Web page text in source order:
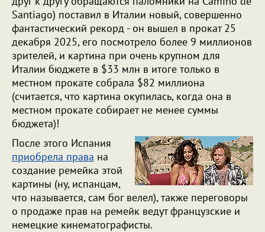
Santiago) поставил в Италии новый, совершенно
фантастический рекорд - он вышел в прокат 25
декабря 2025, его посмотрело более 9 миллионов
зрителей, и картина при очень крупном для
Италии бюджете в $33 млн в итоге только в
местном прокате собрала $82 миллиона
(считается, что картина окупилась, когда она в
местном прокате собирает не менее суммы
бюджета)!
После этого Испания
приобрела права на
создание ремейка этой
картины (ну, испанцам,
что называется, сам бог велел), также переговоры
о продаже прав на ремейк ведут французские и
немецкие кинематографисты.